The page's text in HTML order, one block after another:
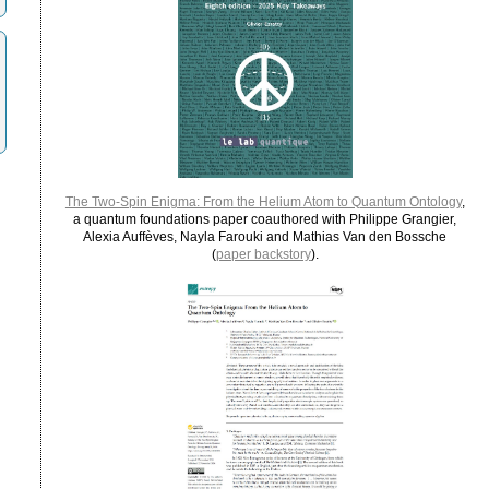
The Two-Spin Enigma: From the Helium Atom to Quantum Ontology,
a quantum foundations paper coauthored with Philippe Grangier,
Alexia Auffèves, Nayla Farouki and Mathias Van den Bossche
(paper backstory).